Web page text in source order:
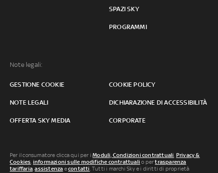
SPAZI SKY
PROGRAMMI
Note legali:
GESTIONE COOKIE COOKIE POLICY
NOTE LEGALI DICHIARAZIONE DI ACCESSIBILITÀ
OFFERTA SKY MEDIA CORPORATE
Per il consumatore clicca qui per iModuli, Condizioni contrattuali, Privacy &
Cookies, informazioni sulle modifiche contrattuali o pertrasparenza
tariffaria,assistenza econtatti. Tutti i marchi Sky e i diritti di proprietà